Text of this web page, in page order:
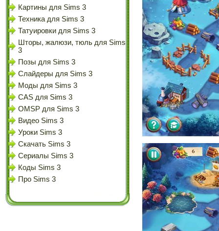
Картины для Sims 3
Техника для Sims 3
Татуировки для Sims 3
Шторы, жалюзи, тюль для Sims
3
Позы для Sims 3
Слайдеры для Sims 3
Моды для Sims 3
CAS для Sims 3
OMSP для Sims 3
Видео Sims 3
Уроки Sims 3
Скачать Sims 3
Сериалы Sims 3
Коды Sims 3
Про Sims 3